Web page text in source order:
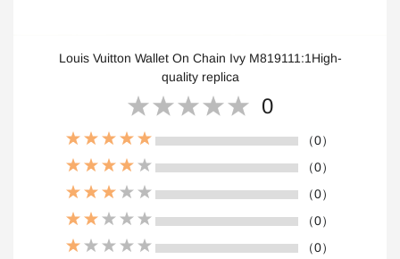
Louis Vuitton Wallet On Chain Ivy M819111:1High-
quality replica
0
（0）
（0）
（0）
（0）
（0）